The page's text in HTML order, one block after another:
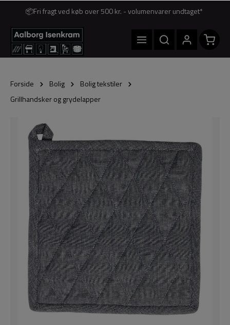
📦Fri fragt ved køb over 500 kr. - volumenvarer undtaget*
Forside Bolig
Bolig tekstiler
Grillhandsker og grydelapper